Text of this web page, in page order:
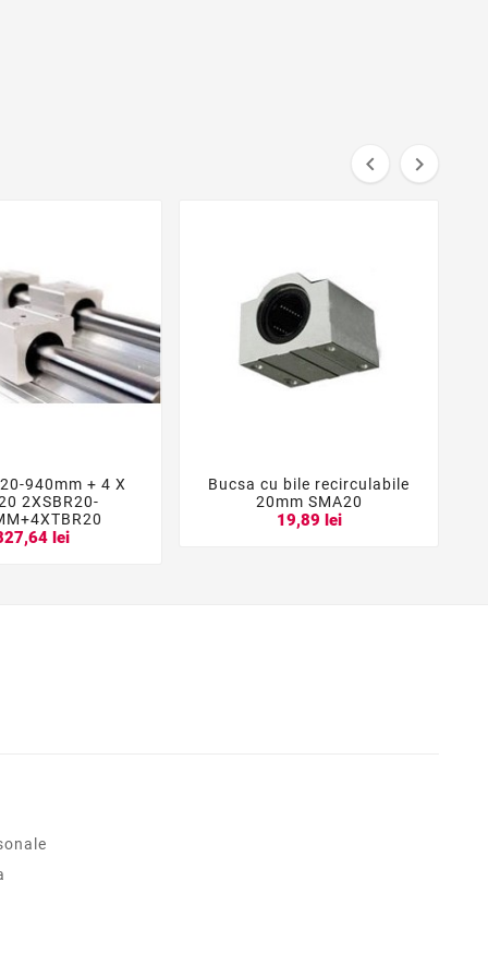
 
 
940mm + 4 X
2XSBR20-
lei
  
Bucsa cu bile recirculabile
20mm SMA20
19,89 lei